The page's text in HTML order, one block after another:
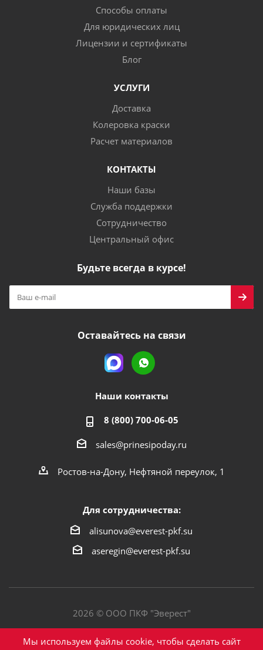
Способы оплаты
Для юридических лиц
Лицензии и сертификаты
Блог
УСЛУГИ
Доставка
Колеровка краски
Расчет материалов
КОНТАКТЫ
Наши базы
Служба поддержки
Сотрудничество
Центральный офис
Будьте всегда в курсе!
Оставайтесь на связи
Наши контакты
8 (800) 700-06-05
sales@prinesipoday.ru
Ростов-на-Дону, Нефтяной переулок, 1
Для сотрудничества:
alisunova@everest-pkf.su
aseregin@everest-pkf.su
2026 © ООО ПКФ "Эверест"
Политика конфиденциальности
Мы используем файлы cookie, чтобы сделать сайт